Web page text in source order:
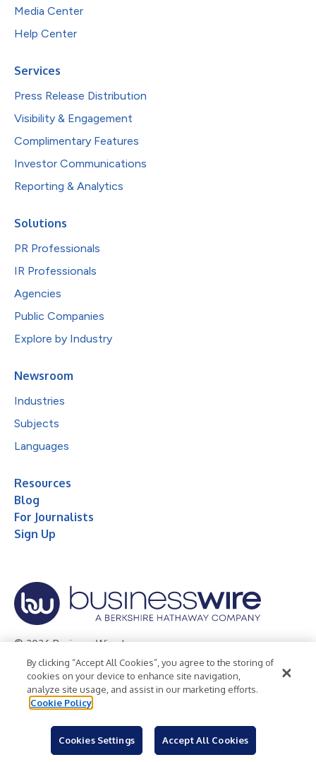
Media Center
Help Center
Services
Press Release Distribution
Visibility & Engagement
Complimentary Features
Investor Communications
Reporting & Analytics
Solutions
PR Professionals
IR Professionals
Agencies
Public Companies
Explore by Industry
Newsroom
Industries
Subjects
Languages
Resources
Blog
For Journalists
Sign Up
© 2026 Business Wire, Inc.
Privacy Policy Cookie Policy
Accessibility Statement
Terms of Use
Legal
By clicking “Accept All Cookies”, you agree to the storing of
cookies on your device to enhance site navigation,
analyze site usage, and assist in our marketing efforts.
Cookie Policy
Cookies Settings Accept All Cookies